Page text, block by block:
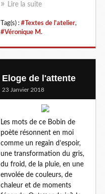
Lire la suite
Tag(s) : #Textes de l'atelier,
#Véronique M.
Eloge de l'attente
23 Janvier 2018
Les mots de ce Bobin de
poète résonnent en moi
comme un regain d’espoir,
une transformation du gris,
du froid, de la pluie, en une
envolée de couleurs, de
chaleur et de moments